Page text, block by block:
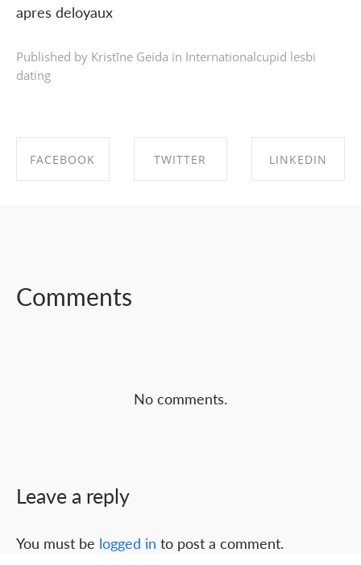
apres deloyaux
Published by Kristīne Geida in Internationalcupid lesbi
dating
FACEBOOK TWITTER LINKEDIN
Comments
No comments.
Leave a reply
You must be logged in to post a comment.